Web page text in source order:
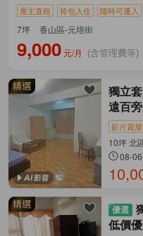
屋主直租 拎包入住 隨時可遷入
7坪 香山區-元培街
9,000 元/月 (含管理費等)
獨立
遠百
影片賞屋
10坪 北
08-
低價